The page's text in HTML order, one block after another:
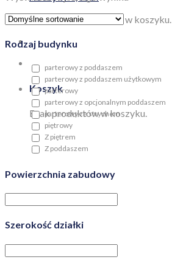
Brak produktów w koszyku.
Koszyk
Brak produktów w koszyku.
Rodzaj budynku
parterowy z poddaszem
parterowy z poddaszem użytkowym
parterowy
parterowy z opcjonalnym poddaszem
parterowy ze strychem
piętrowy
Z piętrem
Z poddaszem
Powierzchnia zabudowy
Szerokość działki